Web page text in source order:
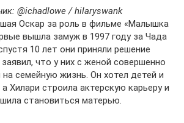
@ichadlowe / hilaryswank
Оскар за роль в фильме «Малышка
вышла замуж в 1997 году за Чада
10 лет они приняли решение
что у них с женой совершенно
семейную жизнь. Он хотел детей и
Хилари строила актерскую карьеру и
становиться матерью.